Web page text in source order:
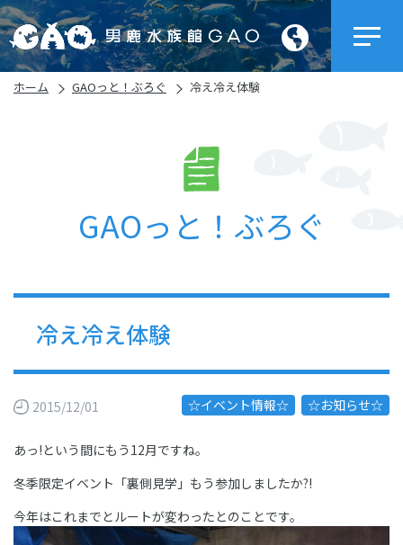
ホーム GAOっと！ぶろぐ 冷え冷え体験
GAOっと！ぶろぐ
冷え冷え体験
2015/12/01 ☆イベント情報☆ ☆お知らせ☆
あっ!という間にもう12月ですね。
冬季限定イベント「裏側見学」もう参加しましたか?!
今年はこれまでとルートが変わったとのことです。